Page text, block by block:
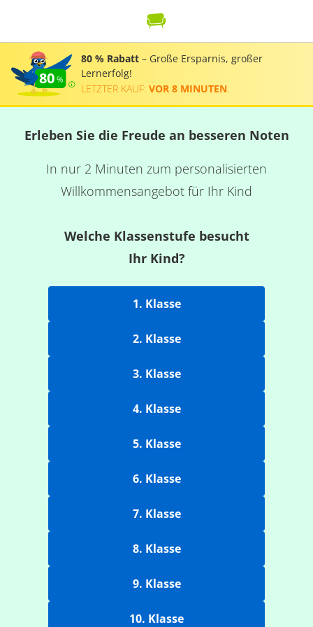
80
80 % Rabatt – Große Ersparnis, großer
Lernerfolg!
LETZTER KAUF: VOR 8 MINUTEN
Erleben Sie die Freude an besseren Noten
In nur 2 Minuten zum personalisierten
Willkommensangebot für Ihr Kind
Welche Klassenstufe besucht
Ihr Kind?
1. Klasse
2. Klasse
3. Klasse
4. Klasse
5. Klasse
6. Klasse
7. Klasse
8. Klasse
9. Klasse
10. Klasse